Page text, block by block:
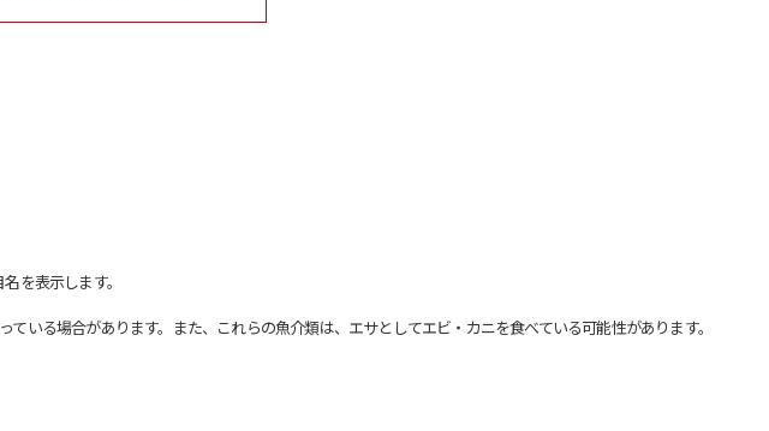
を表示します。
る場合があります。また、これらの魚介類は、エサとしてエビ・カニを食べている可能性があります。